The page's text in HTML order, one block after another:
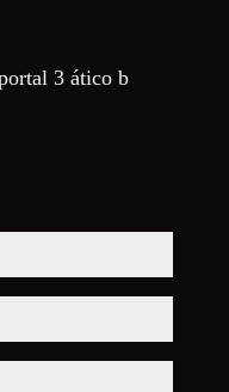
3 ático b